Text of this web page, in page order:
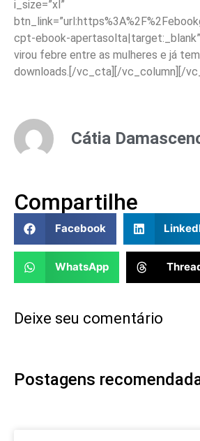
i_size=”xl”
cpt-ebook-
virou febre entre as mulheres e já
downloads.[/vc_cta][/vc_column][/
Cátia
Compartilhe
Facebook
WhatsApp
Deixe seu comentário
Postagens